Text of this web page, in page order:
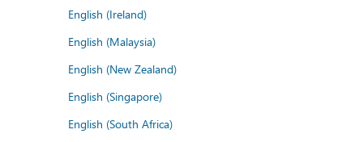
English (Ireland)
English (Malaysia)
English (New Zealand)
English (Singapore)
English (South Africa)